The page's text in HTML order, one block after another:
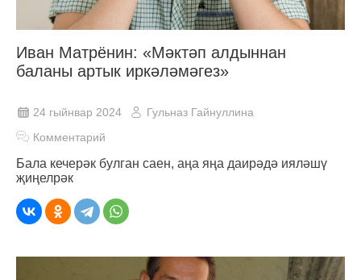
Иван Матрёнин: «Мәктәп алдыннан
баланы артык иркәләмәгез»
24 гыйнвар 2024
Гульназ Гайнуллина
Комментарий
Бала кечерәк булган саен, аңа яңа даирәдә ияләшү
җиңелрәк